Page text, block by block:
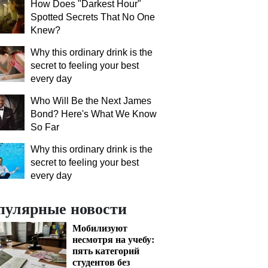
How Does "Darkest Hour"
Spotted Secrets That No One
Knew?
Why this ordinary drink is the
secret to feeling your best
every day
Who Will Be the Next James
Bond? Here's What We Know
So Far
Why this ordinary drink is the
secret to feeling your best
every day
новости
Мобилизуют
несмотря на учебу:
пять категорий
студентов без